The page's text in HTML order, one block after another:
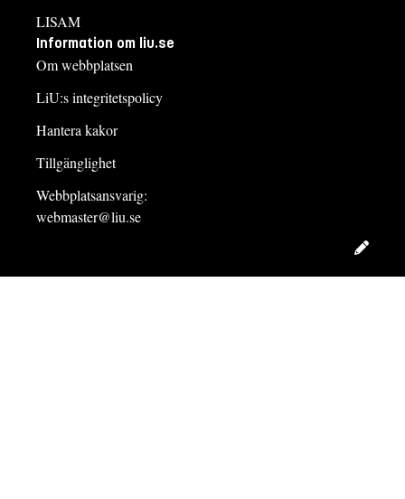
LISAM
Information om liu.se
Om webbplatsen
LiU:s integritetspolicy
Hantera kakor
Tillgänglighet
Webbplatsansvarig:
webmaster@liu.se